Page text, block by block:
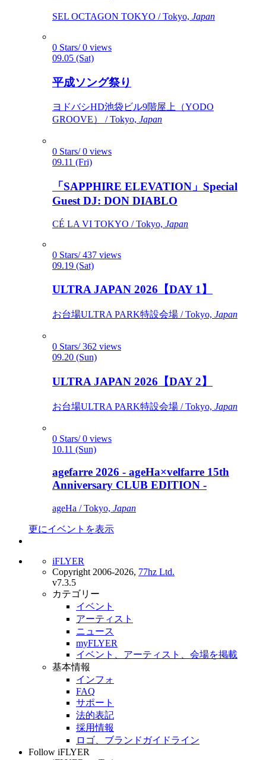
SEL OCTAGON TOKYO / Tokyo, Japan
0 Stars/ 0 views
09.05 (Sat)
平成ソング祭り
ヨドバシHD池袋ビル9階屋上（YODO
GROOVE） / Tokyo, Japan
0 Stars/ 0 views
09.11 (Fri)
「SAPPHIRE ELEVATION」Special
Guest DJ: DON DIABLO
CÉ LA VI TOKYO / Tokyo, Japan
0 Stars/ 437 views
09.19 (Sat)
ULTRA JAPAN 2026【DAY 1】
お台場ULTRA PARK特設会場 / Tokyo, Japan
0 Stars/ 362 views
09.20 (Sun)
ULTRA JAPAN 2026【DAY 2】
お台場ULTRA PARK特設会場 / Tokyo, Japan
0 Stars/ 0 views
10.11 (Sun)
agefarre 2026 - ageHa×velfarre 15th
Anniversary CLUB EDITION -
ageHa / Tokyo, Japan
更にイベントを表示
iFLYER
Copyright 2006-2026, 77hz Ltd.
v7.3.5
カテゴリー
イベント
アーティスト
ニュース
myFLYER
イベント、アーティスト、会場を掲載
基本情報
インフォ
FAQ
サポート
法的表記
採用情報
ロゴ、ブランドガイドライン
Follow iFLYER